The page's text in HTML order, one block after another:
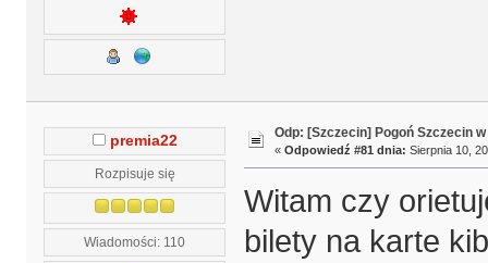
premia22
Rozpisuje się
Wiadomości: 110
Odp: [Szczecin] Pogoń Szczecin
« Odpowiedź #81 dnia: Sierpnia 10,
Witam czy
bilety na karte